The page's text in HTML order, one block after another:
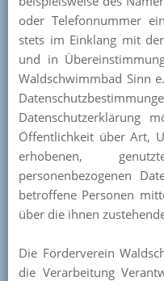
oder Telefonnummer
stets im Einklang mit
und in
Waldschwimmbad Sinn
Datenschutzerklärung
Öffentlichkeit über Art,
erhobenen,
personenbezogenen
betroffene Personen
über die ihnen
Die Förderverein
die Verarbeitung